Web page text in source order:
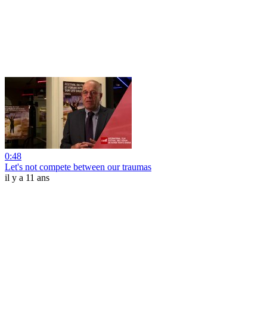
0:48
Let's not compete between our traumas
il y a 11 ans